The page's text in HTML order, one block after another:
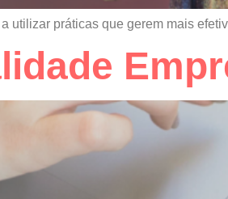
utilizar práticas que gerem mais